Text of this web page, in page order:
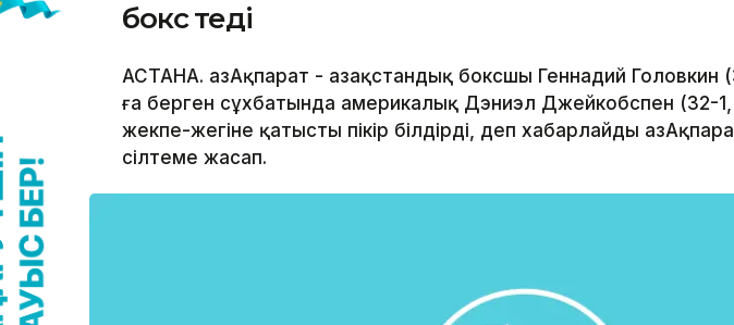
бокс өтеді
АСТАНА. ҚазАқпарат - Қазақстандық боксшы Геннадий
ға берген сұхбатында америкалық Дэниэл Джейкобспен (32-
жекпе-жегіне қатысты пікір білдірді, деп хабарлайды
сілтеме жасап.